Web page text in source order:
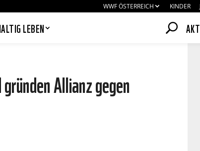
WWF ÖSTERREICH KINDER
LEBEN
Allianz gegen